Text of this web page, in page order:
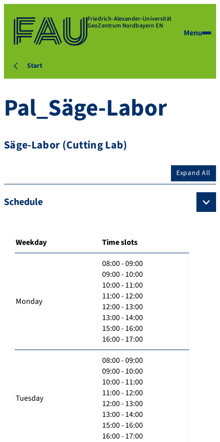
Friedrich-Alexander-Universität
GeoZentrum Nordbayern EN
Menu
Start
Pal_Säge-Labor
Säge-Labor (Cutting Lab)
Expand All
Schedule
Weekday Time slots
Monday
08:00 - 09:00
09:00 - 10:00
10:00 - 11:00
11:00 - 12:00
12:00 - 13:00
13:00 - 14:00
15:00 - 16:00
16:00 - 17:00
Tuesday
08:00 - 09:00
09:00 - 10:00
10:00 - 11:00
11:00 - 12:00
12:00 - 13:00
13:00 - 14:00
15:00 - 16:00
16:00 - 17:00